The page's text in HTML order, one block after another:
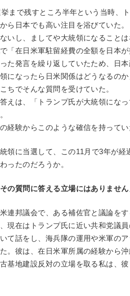
まで残すところ半年という当時、
ら日本でも高い注目を浴びていた
いし、ましてや大統領になることは
「在日米軍駐留経費の全額を日本
た発言を繰り返していたため、日本
領になったら日米関係はどうなるの
ちでそんな質問を受けていた。
えは、「トランプ氏が大統領にな
経験からこのような確信を持ってい
領に当選して、この11月で3年が経
ったのだろうか。
の質問に答える立場にはありません
連邦議会で、ある補佐官と議論を
現在はトランプ氏に近い共和党議員
て話をし、海兵隊の運用や米軍の
。彼は、在日米軍所属の経験から
基地建設反対の立場を取る私は、